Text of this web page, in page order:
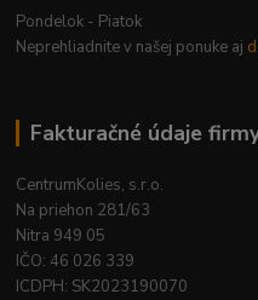
Pondelok - Piatok
Neprehliadnite v našej ponuke aj
Fakturačné údaje
CentrumKolies, s.r.o.
Na priehon 281/63
Nitra 949 05
IČO: 46 026 339
ICDPH: SK2023190070